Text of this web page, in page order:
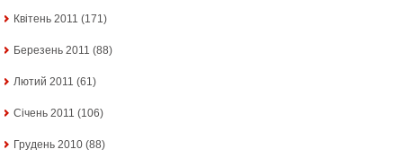
Квітень 2011 (171)
Березень 2011 (88)
Лютий 2011 (61)
Січень 2011 (106)
Грудень 2010 (88)